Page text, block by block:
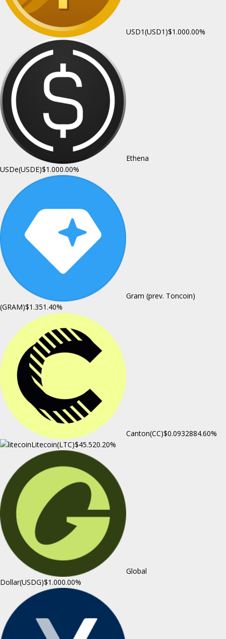
USD1(USD1)$1.000.00%
Ethena
USDe(USDE)$1.000.00%
Gram (prev. Toncoin)
(GRAM)$1.351.40%
Canton(CC)$0.0932884.60%
Litecoin(LTC)$45.520.20%
Global
Dollar(USDG)$1.000.00%